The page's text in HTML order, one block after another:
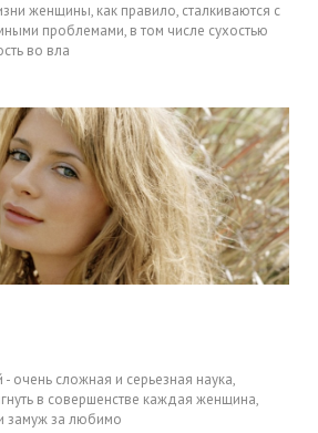
женщины, как правило, сталкиваются с
проблемами, в том числе сухостью
во вла
очень сложная и серьезная наука,
в совершенстве каждая женщина,
замуж за любимо